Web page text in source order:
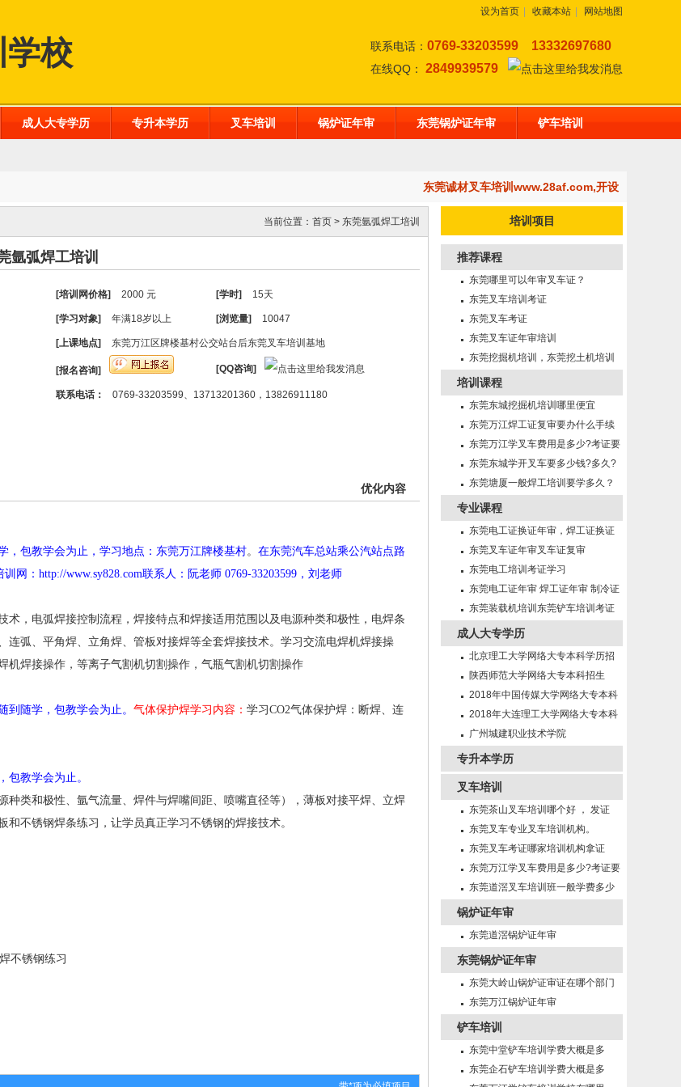
设为首页 收藏本站 网站地图
学校 联系电话： 0769-33203599 13332697680
在线QQ： 2849939579
成人大专学历 专升本学历 叉车培训 锅炉证年审 东莞锅炉证年审 铲车培训
东莞诚材叉车培训www.28af.com,开设：东莞挖掘机
当前位置： 首页 > 东莞氩弧焊工培训
氩弧焊工培训
[培训网价格] 2000 元 [学时] 15天
[学习对象] 年满18岁以上 [浏览量] 10047
[上课地点] 东莞万江区牌楼基村公交站台后东莞叉车培训基地
[报名咨询] [QQ咨询]
联系电话： 0769-33203599、13713201360，13826911180
优化内容
，包教学会为止，学习地点：东莞万江牌楼基村。 在东莞汽车总站乘公汽站点路
训网： http://www.sy828.com联系人：阮老师 0769-33203599 ，刘老师
术，电弧焊接控制流程，焊接特点和焊接适用范围以及电源种类和极性，电焊条
弧、平角焊、立角焊、管板对接焊等全套焊接技术。学习交流电焊机焊接操
焊接操作，等离子气割机切割操作，气瓶气割机切割操作
到随学，包教学会为止。 气体保护焊学习内容： 学习 CO2气体保护焊：断焊、连
包教学会为止。
种类和极性、氩气流量、焊件与焊嘴间距、喷嘴直径等），薄板对接平焊、立焊
不锈钢焊条练习，让学员真正学习不锈钢的焊接技术。
练习
培训项目
推荐课程
东莞哪里可以年审叉车证？
东莞叉车培训考证
东莞叉车考证
东莞叉车证年审培训
东莞挖掘机培训，东莞挖土机培训
培训课程
东莞东城挖掘机培训哪里便宜
东莞万江焊工证复审要办什么手续
东莞万江学叉车费用是多少?考证要
多久?
东莞东城学开叉车要多少钱?多久?
东莞塘厦一般焊工培训要学多久？
专业课程
东莞电工证换证年审，焊工证换证
年审
东莞叉车证年审叉车证复审
东莞电工培训考证学习
东莞电工证年审 焊工证年审 制冷证
年审
东莞装载机培训东莞铲车培训考证
成人大专学历
北京理工大学网络大专本科学历招
生简章
陕西师范大学网络大专本科招生
2018年中国传媒大学网络大专本科
招生
2018年大连理工大学网络大专本科
招生
广州城建职业技术学院
专升本学历
叉车培训
东莞茶山叉车培训哪个好 ， 发证
快！
东莞叉车专业叉车培训机构。
东莞叉车考证哪家培训机构拿证
快！
东莞万江学叉车费用是多少?考证要
多久?
东莞道滘叉车培训班一般学费多少
锅炉证年审
东莞道滘锅炉证年审
东莞锅炉证年审
东莞大岭山锅炉证审证在哪个部门
年审
东莞万江锅炉证年审
铲车培训
东莞中堂铲车培训学费大概是多
少？
东莞企石铲车培训学费大概是多